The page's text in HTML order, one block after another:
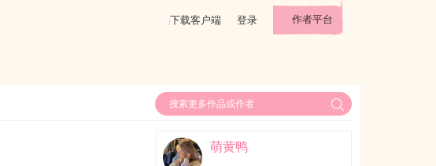
下载客户端 登录 作者平台
萌黄鸭